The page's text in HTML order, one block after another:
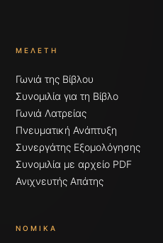
ΜΕΛΈΤΗ
Γωνιά της Βίβλου
Συνομιλία για τη Βίβλο
Γωνιά Λατρείας
Πνευματική Ανάπτυξη
Συνεργάτης Εξομολόγησης
Συνομιλία με αρχείο PDF
Ανιχνευτής Απάτης
ΝΟΜΙΚΆ